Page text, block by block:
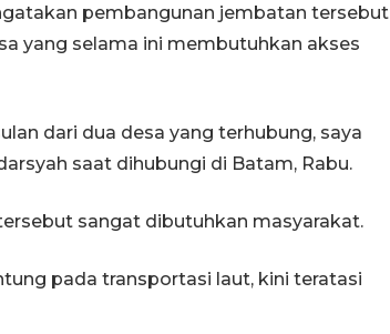
pembangunan jembatan tersebut
yang selama ini membutuhkan akses
dari dua desa yang terhubung, saya
saat dihubungi di Batam, Rabu.
sangat dibutuhkan masyarakat.
pada transportasi laut, kini teratasi